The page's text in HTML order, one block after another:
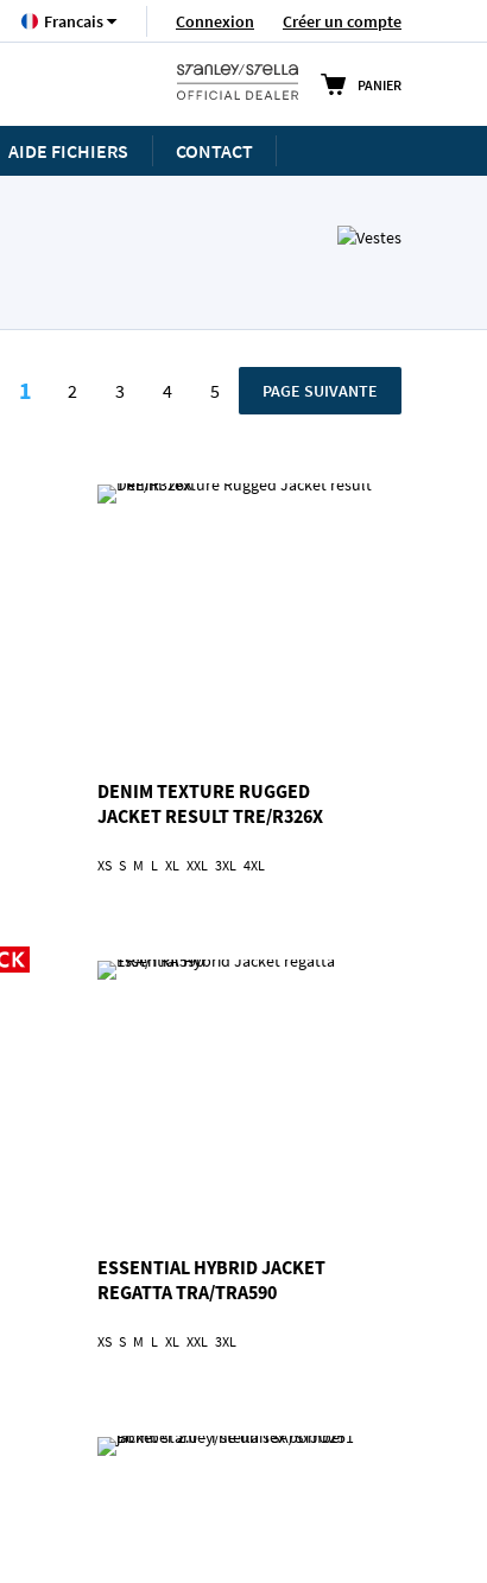
Connexion Créer un compte
Langue Francais
PANIER
AIDE FICHIERS CONTACT
Vous lisez actuellement la page
1 Page
2 Page
3 Page
4 Page
5 PAGE
PAGE SUIVANTE
DENIM TEXTURE RUGGED
JACKET RESULT TRE/R326X
XS S M L XL XXL 3XL 4XL
ESSENTIAL HYBRID JACKET
REGATTA TRA/TRA590
XS S M L XL XXL 3XL